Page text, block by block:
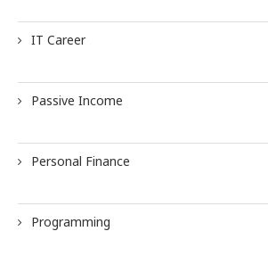
IT Career
Passive Income
Personal Finance
Programming